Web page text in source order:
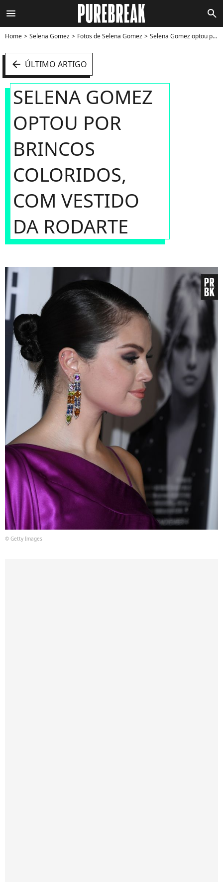
menu search
Home Selena Gomez Fotos de Selena Gomez Selena Gomez optou por brincos coloridos, com vestido da Rodarte - Foto
arrow_left ÚLTIMO ARTIGO
SELENA GOMEZ
OPTOU POR
BRINCOS
COLORIDOS,
COM VESTIDO
DA RODARTE
© Getty Images